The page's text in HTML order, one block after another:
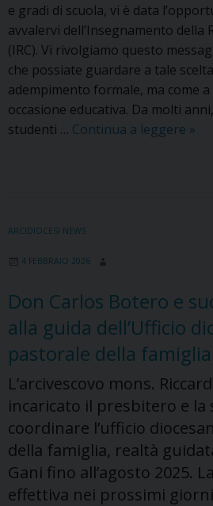
e gradi di scuola, vi è data
avvalervi dell’Insegnamento della
(IRC). Vi rivolgiamo questo
che possiate guardare a tale
adempimento formale, ma come
occasione educativa. Da molti
studenti … Continua a leggere
alle
»
ARCIDIOCESI NEWS
4 FEBBRAIO 2026
Don Carlos Botero e
alla guida dell’Ufficio
pastorale della famiglia
L’arcivescovo mons.
incaricato il presbitero e la
coordinare l’ufficio
della famiglia, realtà
Gani fino all’agosto 2025.
effettiva nei prossimi